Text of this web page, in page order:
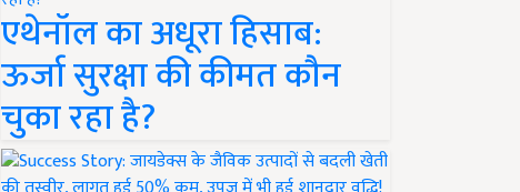
एथेनॉल का अधूरा हिसाब:
ऊर्जा सुरक्षा की कीमत कौन
चुका रहा है?